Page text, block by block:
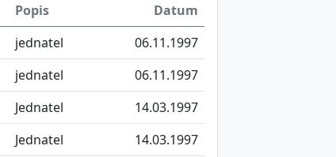
Popis
Datum
jednatel
06.11.1997
jednatel
06.11.1997
Jednatel
14.03.1997
Jednatel
14.03.1997